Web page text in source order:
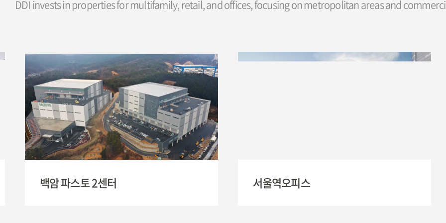
DDI invests in properties for multifamily, retail, and offices, focusing on metropolitan areas and
백암 파스토 2센터 서울역오피스